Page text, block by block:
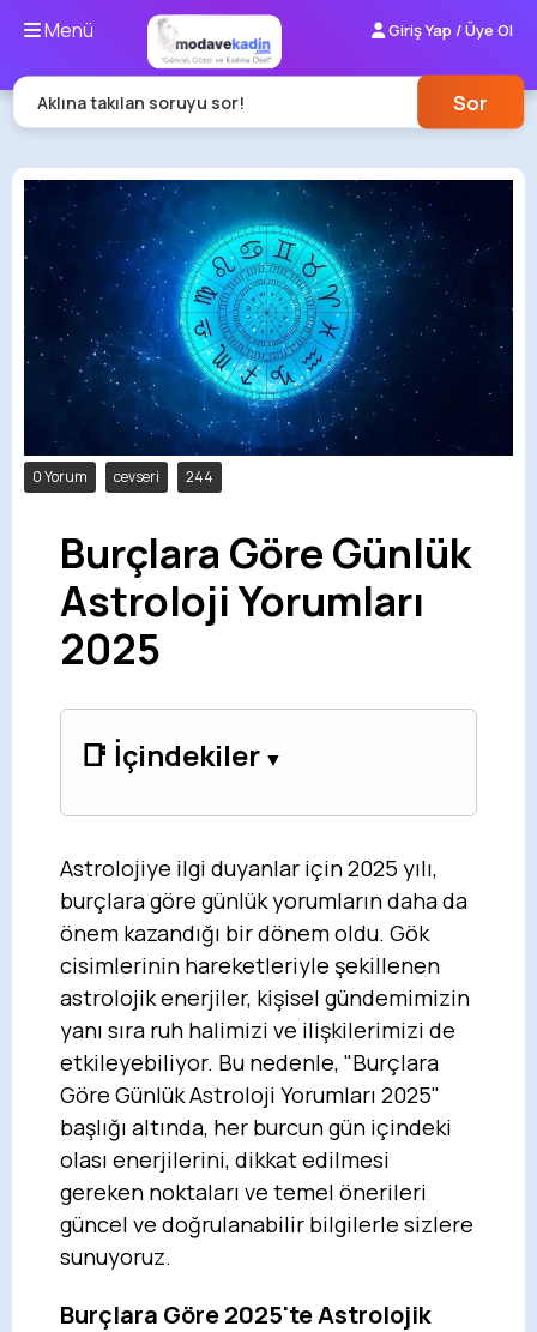
Menü Giriş Yap / Üye Ol
Aklına takılan soruyu sor! Sor
0 Yorum cevseri 244
Burçlara Göre Günlük
Astroloji Yorumları
2025
📑 İçindekiler
Astrolojiye ilgi duyanlar için 2025 yılı,
burçlara göre günlük yorumların daha da
önem kazandığı bir dönem oldu. Gök
cisimlerinin hareketleriyle şekillenen
astrolojik enerjiler, kişisel gündemimizin
yanı sıra ruh halimizi ve ilişkilerimizi de
etkileyebiliyor. Bu nedenle, "Burçlara
Göre Günlük Astroloji Yorumları 2025"
başlığı altında, her burcun gün içindeki
olası enerjilerini, dikkat edilmesi
gereken noktaları ve temel önerileri
güncel ve doğrulanabilir bilgilerle sizlere
sunuyoruz.
Burçlara Göre 2025'te Astrolojik